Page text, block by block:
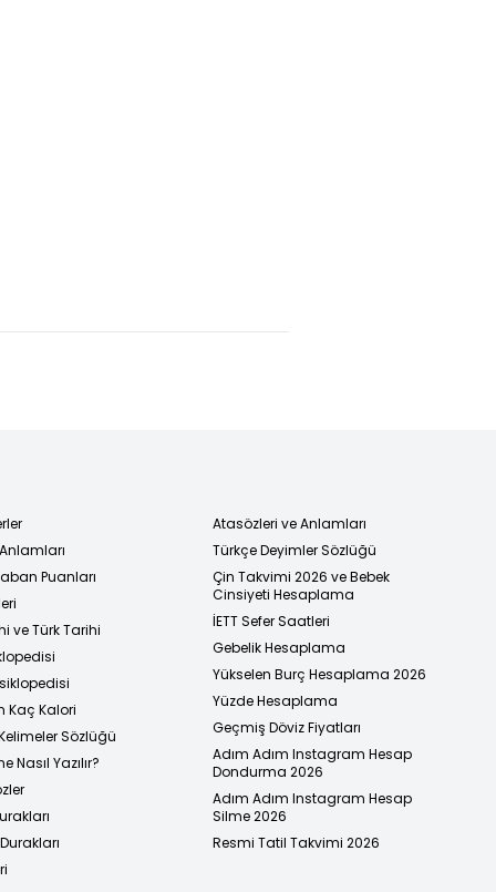
Puanları
ve Türk Tarihi
Kaç Kalori
Sözlüğü
Nasıl Yazılır?
Atasözleri ve Anlamları
Türkçe Deyimler Sözlüğü
Çin Takvimi 2026 ve Bebek
Cinsiyeti Hesaplama
İETT Sefer Saatleri
Gebelik Hesaplama
Yükselen Burç Hesaplama 2026
Yüzde Hesaplama
Geçmiş Döviz Fiyatları
Adım Adım Instagram Hesap
Dondurma 2026
Adım Adım Instagram Hesap
Silme 2026
Resmi Tatil Takvimi 2026